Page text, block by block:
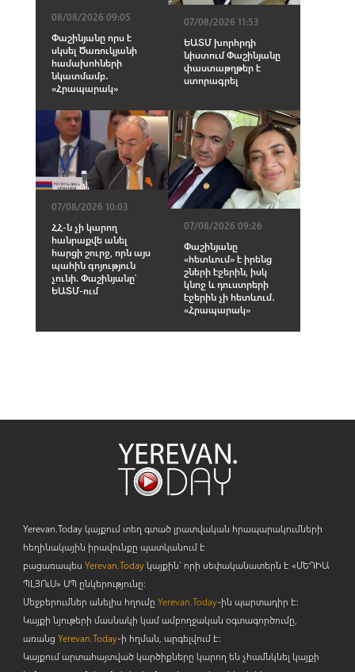
08/08/2026 09:05
Փաշինյանը որս է
սկսել Ծառուկյանի
համախոհների
նկատմամբ․
«Հրապարակ»
07/08/2026 11:53
ԵԱՏՄ խորհրդի
նիստում Փաշինյանը
փաստաթղթեր է
ստորագրել
07/08/2026 10:03
ՀՀ-ն չի կարող
հանրաքվե անել
հարցի շուրջ, որն այս
պահին գոյություն
չունի. Փաշինյանը՝
ԵԱՏՄ-ում
07/08/2026 09:26
Փաշինյանը
«հետևում» է իրենց
շների էջերին, իսկ
կնոջ և դուստրերի
էջերին չի հետևում․
«Հրապարակ»
Yerevan.Today կայքում տեղ գտած լրատվական հրապարակումների
հեղինակային իրավունքը պատկանում է
բացառապես Yerevan.Todayկայքին` որի սեփականատերն է «ՄԵԴԻԱ
ՊԼՅՈւՍ» ՍՊ ընկերությունը։
Մեջբերումներ անելիս հղումը Yerevan.Today-ին պարտադիր է:
Կայքի նյութերի մասնակի կամ ամբողջական օգտագործումը,
առանց Yerevan.Today-ի հղման, արգելվում է:
Կայքում արտահայտված կարծիքները կարող են չհամնկնել կայքի